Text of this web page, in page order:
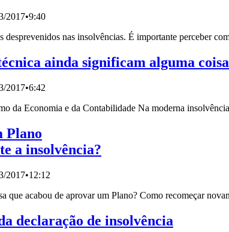
2017•9:40
desprevenidos nas insolvências. É importante perceber
ainda significam alguma
2017•6:42
da Economia e da Contabilidade Na moderna
Plano
a insolvência?
2017•12:12
que acabou de aprovar um Plano? Como recomeçar
declaração de insolvência